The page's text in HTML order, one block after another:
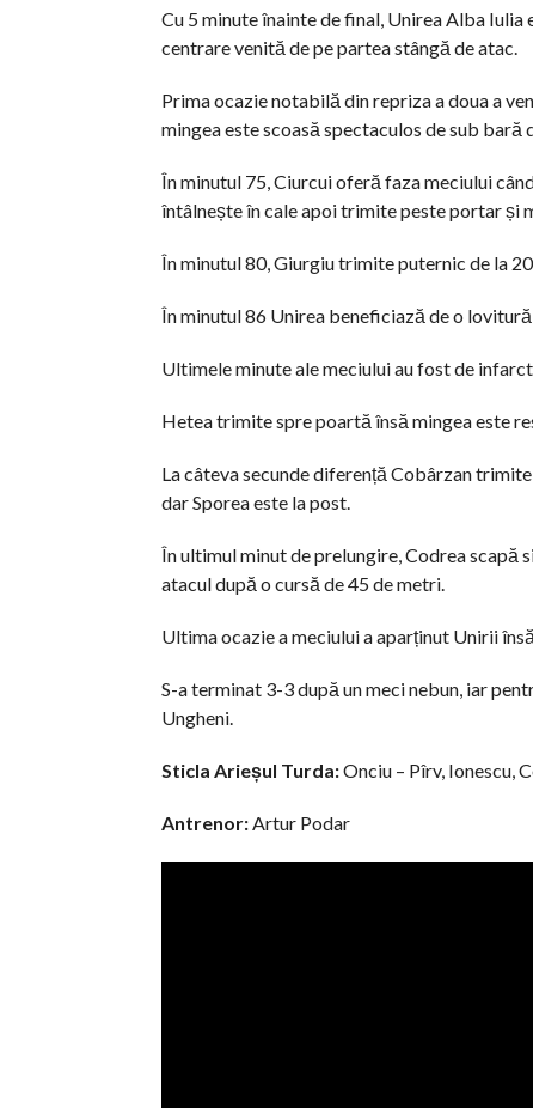
Cu 5 minute înainte de final, Unirea Alba Iulia
centrare venită de pe partea stângă de atac.
Prima ocazie notabilă din repriza a doua a
mingea este scoasă spectaculos de sub bară
În minutul 75, Ciurcui oferă faza meciului
întâlnește în cale apoi trimite peste portar și
În minutul 80, Giurgiu trimite puternic de la
În minutul 86 Unirea beneficiază de o
Ultimele minute ale meciului au fost de
Hetea trimite spre poartă însă mingea este
La câteva secunde diferență Cobârzan
dar Sporea este la post.
În ultimul minut de prelungire, Codrea scapă
atacul după o cursă de 45 de metri.
Ultima ocazie a meciului a aparținut Unirii
S-a terminat 3-3 după un meci nebun, iar
Ungheni.
Sticla Arieșul Turda:Onciu – Pîrv, Ionescu,
Antrenor:Artur Podar